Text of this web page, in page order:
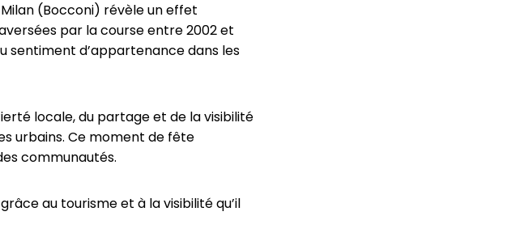
(Bocconi) révèle un effet
par la course entre 2002 et
sentiment d’appartenance dans les
locale, du partage et de la visibilité
urbains. Ce moment de fête
communautés.
au tourisme et à la visibilité qu’il